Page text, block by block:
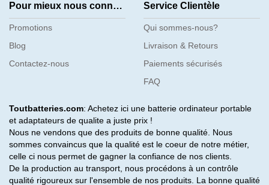
Pour mieux nous connaître
Promotions
Blog
Contactez-nous
Service Clientèle
Qui sommes-nous?
Livraison & Retours
Paiements sécurisés
FAQ
Toutbatteries.com: Achetez ici une batterie ordinateur portable
et adaptateurs de qualite a juste prix !
Nous ne vendons que des produits de bonne qualité. Nous
sommes convaincus que la qualité est le coeur de notre métier,
celle ci nous permet de gagner la confiance de nos clients.
De la production au transport, nous procédons à un contrôle
qualité rigoureux sur l'ensemble de nos produits. La bonne qualité